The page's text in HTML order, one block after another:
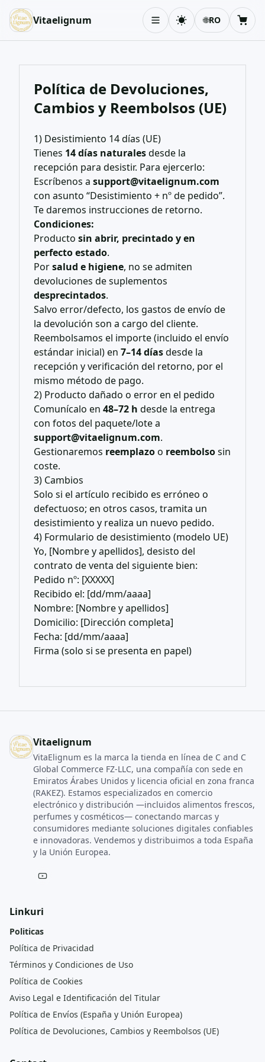
Vitaelignum Schimbă tema
🌐RO Coș
Política de Devoluciones,
Cambios y Reembolsos (UE)
1) Desistimiento 14 días (UE)
Tienes 14 días naturalesdesde la
recepción para desistir. Para ejercerlo:
Escríbenos a support@vitaelignum.com
con asunto “Desistimiento + nº de pedido”.
Te daremos instrucciones de retorno.
Condiciones:
Producto sin abrir, precintado y en
perfecto estado.
Porsalud e higiene, no se admiten
devoluciones de suplementos
desprecintados.
Salvo error/defecto, los gastos de envío de
la devolución son a cargo del cliente.
Reembolsamos el importe (incluido el envío
estándar inicial) en 7–14 díasdesde la
recepción y verificación del retorno, por el
mismo método de pago.
2) Producto dañado o error en el pedido
Comunícalo en 48–72 h desde la entrega
con fotos del paquete/lote a
support@vitaelignum.com.
Gestionaremos reemplazoo reembolsosin
coste.
3) Cambios
Solo si el artículo recibido es erróneo o
defectuoso; en otros casos, tramita un
desistimiento y realiza un nuevo pedido.
4) Formulario de desistimiento (modelo UE)
Yo, [Nombre y apellidos], desisto del
contrato de venta del siguiente bien:
Pedido nº: [XXXXX]
Recibido el: [dd/mm/aaaa]
Nombre: [Nombre y apellidos]
Domicilio: [Dirección completa]
Fecha: [dd/mm/aaaa]
Firma (solo si se presenta en papel)
Vitaelignum
VitaElignum es la marca la tienda en línea de C and C
Global Commerce FZ‑LLC, una compañía con sede en
Emiratos Árabes Unidos y licencia oficial en zona franca
(RAKEZ). Estamos especializados en comercio
electrónico y distribución —incluidos alimentos frescos,
perfumes y cosméticos— conectando marcas y
consumidores mediante soluciones digitales confiables
e innovadoras. Vendemos y distribuimos a toda España
y la Unión Europea.
Linkuri
Politicas
Política de Privacidad
Términos y Condiciones de Uso
Política de Cookies
Aviso Legal e Identificación del Titular
Política de Envíos (España y Unión Europea)
Política de Devoluciones, Cambios y Reembolsos (UE)